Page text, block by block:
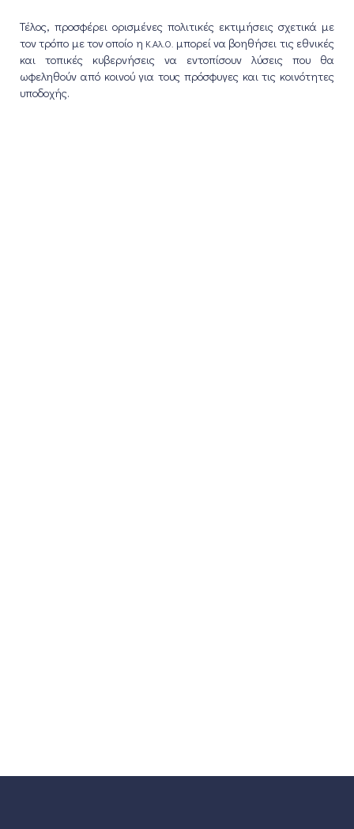
Τέλος, προσφέρει ορισμένες πολιτικές εκτιμήσεις σχετικά με
τον τρόπο με τον οποίο η Κ.Αλ.Ο. μπορεί να βοηθήσει τις εθνικές
και τοπικές κυβερνήσεις να εντοπίσουν λύσεις που θα
ωφεληθούν από κοινού για τους πρόσφυγες και τις κοινότητες
υποδοχής.